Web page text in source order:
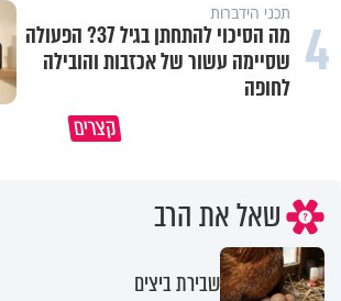
4 תכני הידברות
מה הסיכוי להתחתן בגיל 37? הפעולה
שסיימה עשור של אכזבות והובילה
לחופה
קצריםתשתמש באהבה של השם לטובתך
שאל את הרב
שבירת ביצים